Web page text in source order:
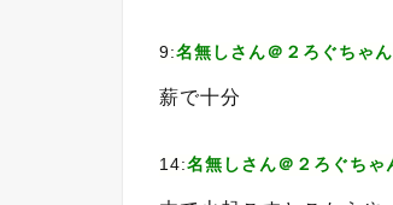
9:名無しさん＠２ろぐちゃ
薪で十分
14:名無しさん＠２ろぐちゃ